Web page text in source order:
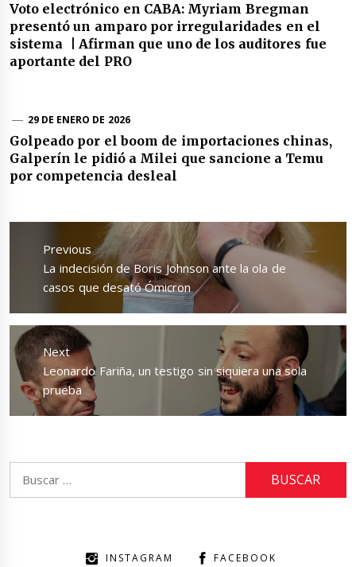
Voto electrónico en CABA: Myriam Bregman
presentó un amparo por irregularidades en el
sistema | Afirman que uno de los auditores fue
aportante del PRO
29 DE ENERO DE 2026
Golpeado por el boom de importaciones chinas,
Galperín le pidió a Milei que sancione a Temu
por competencia desleal
Navegación
entradas
Previous
Previous
post:
La indecisión de Boris Johnson ante la ola de
casos que desató Ómicron
Next
Next
post:
Leonardo Fariña, un testigo sin siquiera una sola
prueba
INSTAGRAM FACEBOOK